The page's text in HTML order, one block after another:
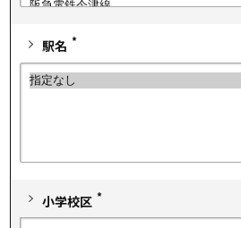
駅名 *
小学校区 *